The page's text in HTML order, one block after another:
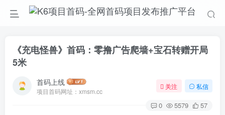
《充电怪兽》首码：零撸广告爬墙+宝石转赠开局
5米
首码上线
项目首码网址：xmsm.cc
关注 私信
0 5579 57